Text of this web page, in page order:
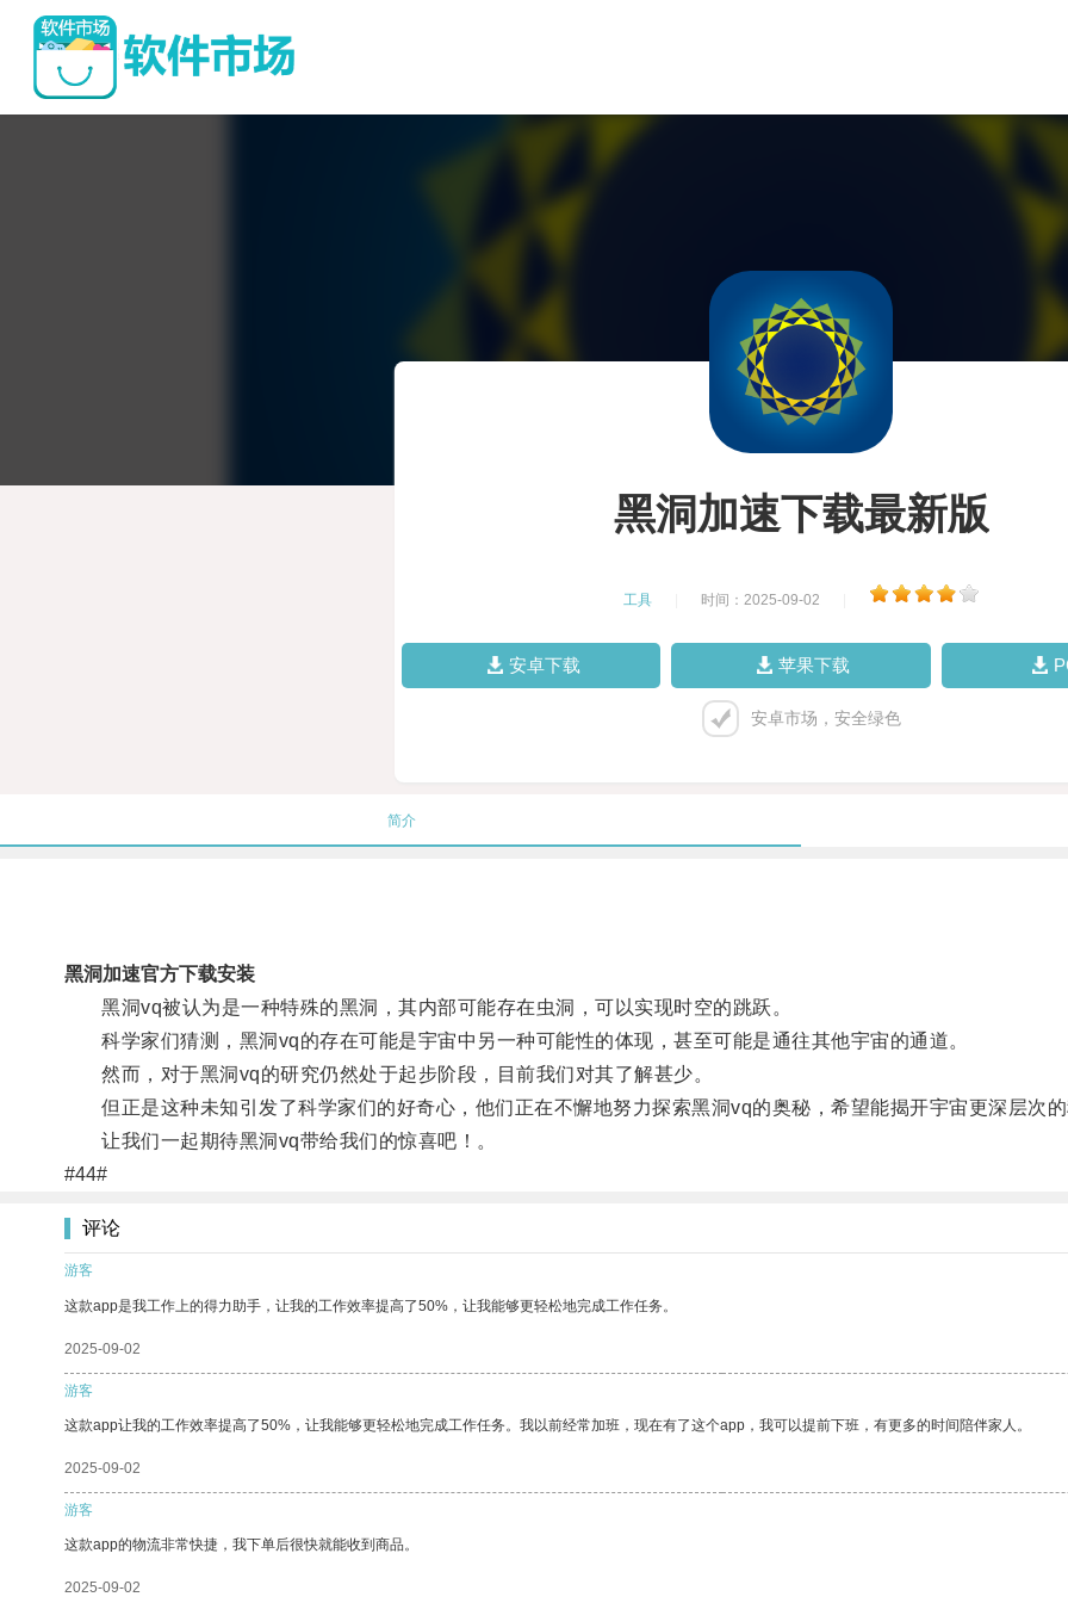
黑洞加速下载最新版
工具 时间：2025-09-02
安卓下载 苹果下载
安卓市场，安全绿色
简介
黑洞加速官方下载安装
黑洞vq被认为是一种特殊的黑洞，其内部可能存在虫洞，可以实现时空的跳跃。
科学家们猜测，黑洞vq的存在可能是宇宙中另一种可能性的体现，甚至可能是通往其他宇宙的通道。
然而，对于黑洞vq的研究仍然处于起步阶段，目前我们对其了解甚少。
但正是这种未知引发了科学家们的好奇心，他们正在不懈地努力探索黑洞vq的奥秘，希望能揭开宇宙更深层次的
让我们一起期待黑洞vq带给我们的惊喜吧！。
#44#
评论
游客
这款app是我工作上的得力助手，让我的工作效率提高了50%，让我能够更轻松地完成工作任务。
2025-09-02
游客
这款app让我的工作效率提高了50%，让我能够更轻松地完成工作任务。我以前经常加班，现在有了这个app，我可以提前下班，有更多的时间陪伴家人。
2025-09-02
游客
这款app的物流非常快捷，我下单后很快就能收到商品。
2025-09-02